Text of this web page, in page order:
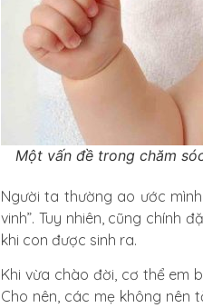
Một vấn đề trong chăm
Người ta thường ao ước
vinh”. Tuy nhiên, cũng chính
khi con được sinh ra.
Khi vừa chào đời, cơ thể em
Cho nên, các mẹ không nên